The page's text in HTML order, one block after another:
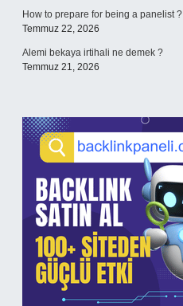
How to prepare for being a panelist ?
Temmuz 22, 2026
Alemi bekaya irtihali ne demek ?
Temmuz 21, 2026